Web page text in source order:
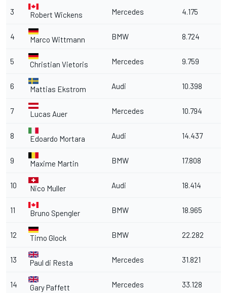
3 Robert Wickens Mercedes 4.175
4 Marco Wittmann BMW 8.724
5 Christian Vietoris Mercedes 9.759
6 Mattias Ekstrom Audi 10.398
7 Lucas Auer Mercedes 10.794
8 Edoardo Mortara Audi 14.437
9 Maxime Martin BMW 17.808
10 Nico Muller Audi 18.414
11 Bruno Spengler BMW 18.965
12 Timo Glock BMW 22.282
13 Paul di Resta Mercedes 31.821
14 Gary Paffett Mercedes 33.128